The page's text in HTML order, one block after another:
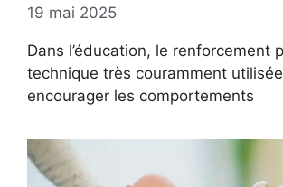
19 mai 2025
Dans l’éducation, le renforcement
technique très couramment
encourager les comportements